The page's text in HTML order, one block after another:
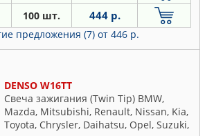
100 шт. 444 р.
предложения (7) от 446 р.
DENSO W16TT
Свеча зажигания (Twin Tip) BMW,
Mazda, Mitsubishi, Renault, Nissan, Kia,
Toyota, Chrysler, Daihatsu, Opel, Suzuki,